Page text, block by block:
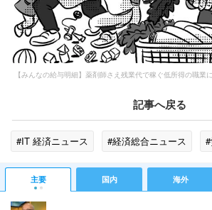
【みんなの給与明細】薬剤師さえ残業代で稼ぐ低所得の職業
記事へ戻る
#IT 経済ニュース #経済総合ニュース
主要 国内 海外